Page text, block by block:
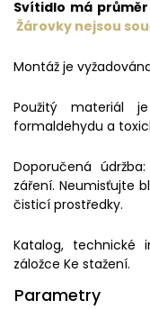
Svítidlo má
Žárovky nejsou
Montáž je
Použitý materiál
formaldehydu a
Doporučená
záření. Neumisťujte
čisticí prostředky.
Katalog,
záložce Ke stažení.
Parametry